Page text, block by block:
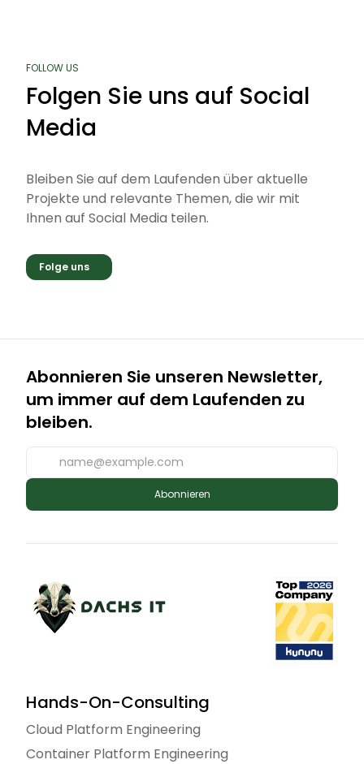
FOLLOW US
Folgen Sie uns auf Social
Media
Bleiben Sie auf dem Laufenden über aktuelle
Projekte und relevante Themen, die wir mit
Ihnen auf Social Media teilen.
Folge uns
Abonnieren Sie unseren Newsletter,
um immer auf dem Laufenden zu
bleiben.
Abonnieren
Hands-On-Consulting
Cloud Platform Engineering
Container Platform Engineering